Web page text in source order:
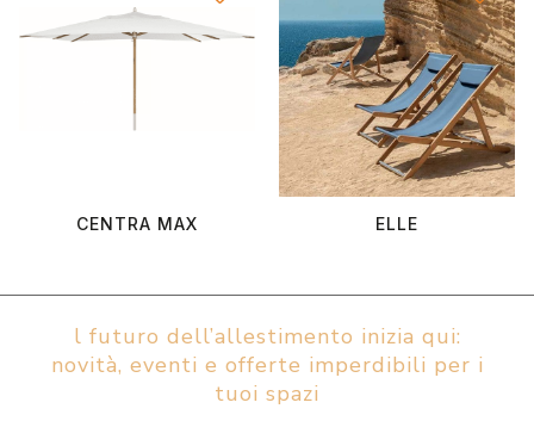
CENTRA MAX ELLE
l futuro dell’allestimento inizia qui:
novità, eventi e offerte imperdibili per i
tuoi spazi